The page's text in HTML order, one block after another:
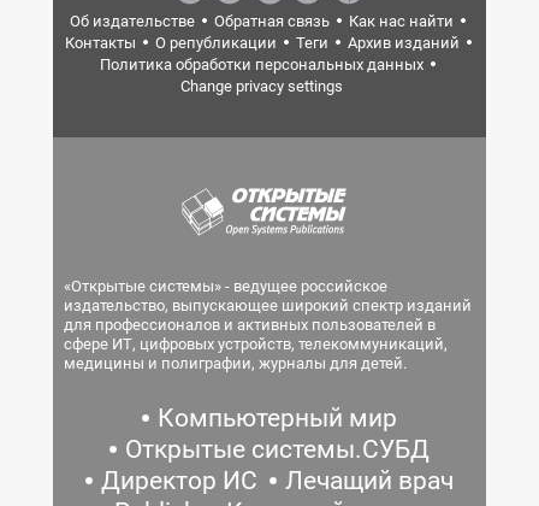
Об издательстве Обратная связь
Как нас найти
Контакты
О републикации Теги
Архив изданий
Политика обработки персональных данных
Change privacy settings
«Открытые системы» - ведущее российское
издательство, выпускающее широкий спектр изданий
для профессионалов и активных пользователей в
сфере ИТ, цифровых устройств, телекоммуникаций,
медицины и полиграфии, журналы для детей.
Компьютерный мир
Открытые системы.СУБД
Директор ИС
Лечащий врач